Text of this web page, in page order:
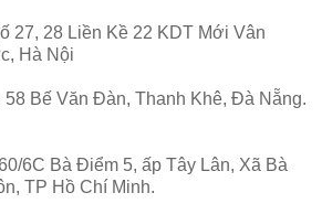
27, 28 Liền Kề 22 KDT Mới Vân
Hà Nội
58 Bế Văn Đàn, Thanh Khê, Đà Nẵng.
6C Bà Điểm 5, ấp Tây Lân, Xã Bà
TP Hồ Chí Minh.